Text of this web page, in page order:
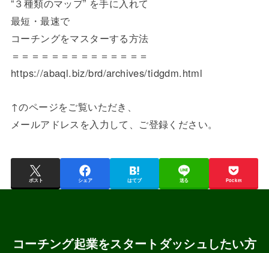
“３種類のマップ” を手に入れて
最短・最速で
コーチングをマスターする方法
＝＝＝＝＝＝＝＝＝＝＝＝＝＝
https://abaql.biz/brd/archives/tidgdm.html
↑のページをご覧いただき、
メールアドレスを入力して、ご登録ください。
ポスト シェア はてブ 送る Pocket
コーチング起業をスタートダッシュしたい方